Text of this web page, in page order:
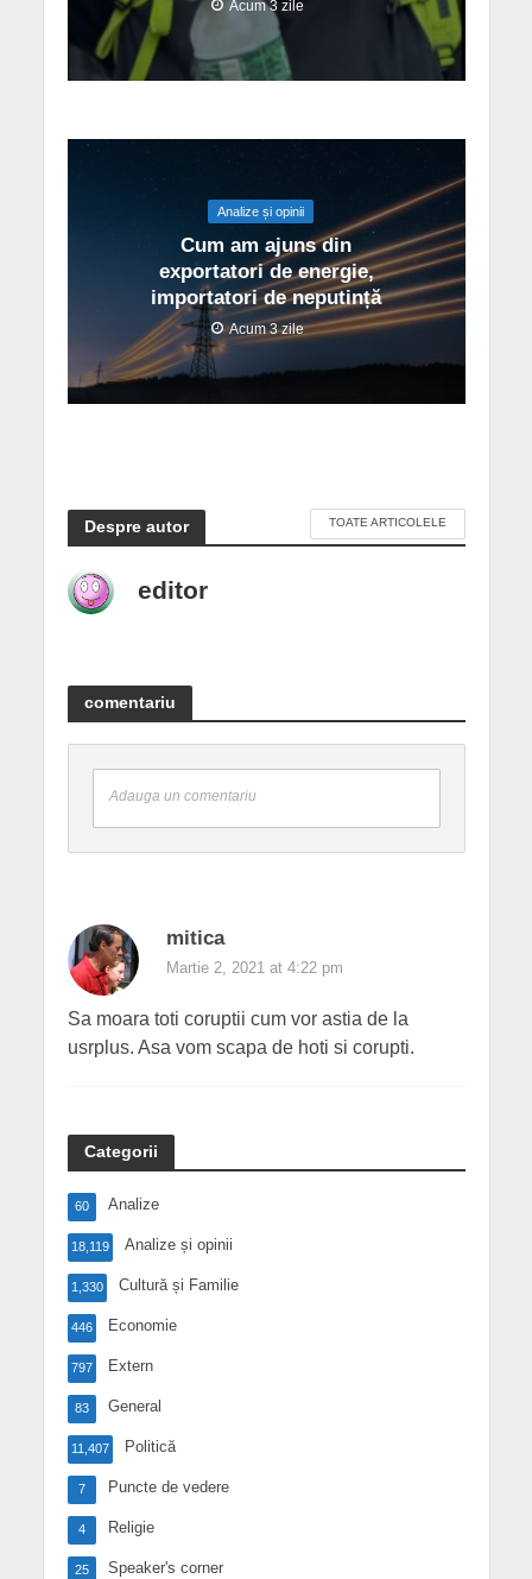
Acum 3 zile
Analize și opinii
Cum am ajuns din
exportatori de energie,
importatori de neputință
Acum 3 zile
Despre autor TOATE ARTICOLELE
editor
comentariu
Adauga un comentariu
mitica
Martie 2, 2021 at 4:22 pm
Sa moara toti coruptii cum vor astia de la
usrplus. Asa vom scapa de hoti si corupti.
Categorii
Analize
60
Analize și opinii
18,119
Cultură și Familie
1,330
Economie
446
Extern
797
General
83
Politică
11,407
Puncte de vedere
7
Religie
4
Speaker's corner
25